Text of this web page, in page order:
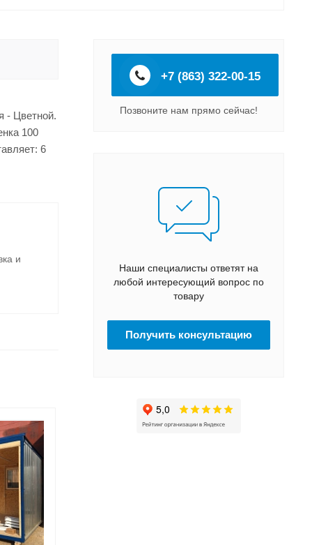
- Цветной.
100
6
и
+7 (863) 322-00-15
Позвоните нам прямо сейчас!
Наши специалисты ответят на
любой интересующий вопрос по
товару
Получить консультацию